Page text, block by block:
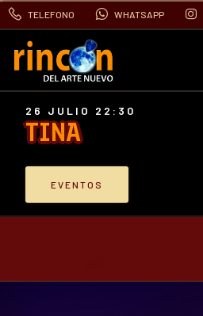
TELEFONO WHATSAPP
TINA
26 JULIO 22:30
EVENTOS